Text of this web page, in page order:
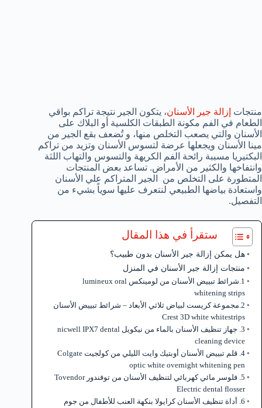
منتجات إزالة جير الأسنان، يتكون الجير نتيجة تراكم بواقي
الطعام في الفم مكونة الطبقات الكلسية أو البلاك على
الأسنان والتي يصعب التخلص منها، و تُضعف بقع الجير من
مينا الأسنان ويجعلها عرضة لتسوس الأسنان وتزيد من تراكم
البكتيريا مسببة رائحة الفم الكريهة والتسوس والتهاب اللثة
وانتفاخها والكثير من الأمراض. تساعد بعض المنتجات
المتطورة على التخلص من الجير المتراكم علي الأسنان
واستعادة بياضها الطبيعي لنتعرف عليها سوياً بشيء من
التفصيل.
ستقرأ في هذا المقال
هل يمكن إزالة جير الأسنان بدون طبيب؟
منتجات إزالة جير الأسنان في المنزل
1.شرائط تبييض الأسنان من لومينكس lumineux oral
whitening strips
2.مجموعة كريست لبياض ثلاثي الأبعاد – شرائط تبييض الأسنان
Crest 3D white whitestrips
3. جهاز تنظيف الأسنان بالماء من نيكويل nicwell IPX7 dental
cleaning device
4. قلم تبييض الأسنان أوبتيك وايت الليلي من كولجيت Colgate
optic white overnight whitening pen
5. فلوسر مائي كهربائي لتنظيف الأسنان من توفندور Tovendor
Electric dental flosser
6. أداة تنظيف الأسنان كرايولا بنكهة العنب للأطفال من جوم